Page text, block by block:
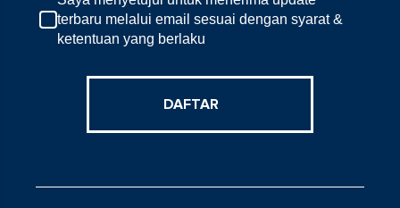
terbaru melalui email sesuai dengan syarat &
ketentuan yang berlaku
DAFTAR